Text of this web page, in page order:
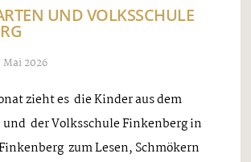
UND VOLKSSCHULE
Mai 2026
zieht es die Kinder aus dem
der Volksschule Finkenberg in
zum Lesen, Schmökern